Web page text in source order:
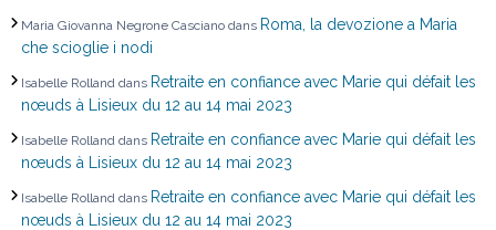
Maria Giovanna Negrone Cascianodans Roma, la devozione a Maria
che scioglie i nodi
Isabelle Rolland dans Retraite en confiance avec Marie qui défait les
nœuds à Lisieux du 12 au 14 mai 2023
Isabelle Rolland dans Retraite en confiance avec Marie qui défait les
nœuds à Lisieux du 12 au 14 mai 2023
Isabelle Rolland dans Retraite en confiance avec Marie qui défait les
nœuds à Lisieux du 12 au 14 mai 2023